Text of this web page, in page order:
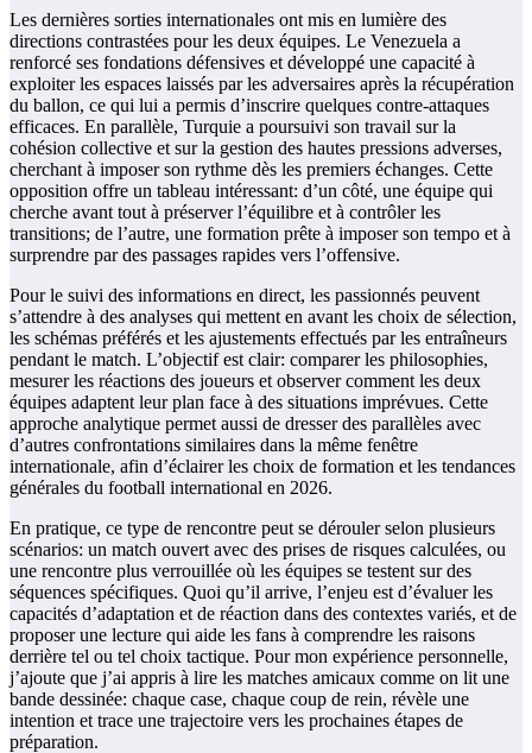
Les dernières sorties internationales ont mis en lumière des
directions contrastées pour les deux équipes. Le Venezuela a
renforcé ses fondations défensives et développé une capacité à
exploiter les espaces laissés par les adversaires après la récupération
du ballon, ce qui lui a permis d’inscrire quelques contre-attaques
efficaces. En parallèle, Turquie a poursuivi son travail sur la
cohésion collective et sur la gestion des hautes pressions adverses,
cherchant à imposer son rythme dès les premiers échanges. Cette
opposition offre un tableau intéressant: d’un côté, une équipe qui
cherche avant tout à préserver l’équilibre et à contrôler les
transitions; de l’autre, une formation prête à imposer son tempo et à
surprendre par des passages rapides vers l’offensive.
Pour le suivi des informations en direct, les passionnés peuvent
s’attendre à des analyses qui mettent en avant les choix de sélection,
les schémas préférés et les ajustements effectués par les entraîneurs
pendant le match. L’objectif est clair: comparer les philosophies,
mesurer les réactions des joueurs et observer comment les deux
équipes adaptent leur plan face à des situations imprévues. Cette
approche analytique permet aussi de dresser des parallèles avec
d’autres confrontations similaires dans la même fenêtre
internationale, afin d’éclairer les choix de formation et les tendances
générales du football international en 2026.
En pratique, ce type de rencontre peut se dérouler selon plusieurs
scénarios: un match ouvert avec des prises de risques calculées, ou
une rencontre plus verrouillée où les équipes se testent sur des
séquences spécifiques. Quoi qu’il arrive, l’enjeu est d’évaluer les
capacités d’adaptation et de réaction dans des contextes variés, et de
proposer une lecture qui aide les fans à comprendre les raisons
derrière tel ou tel choix tactique. Pour mon expérience personnelle,
j’ajoute que j’ai appris à lire les matches amicaux comme on lit une
bande dessinée: chaque case, chaque coup de rein, révèle une
intention et trace une trajectoire vers les prochaines étapes de
préparation.